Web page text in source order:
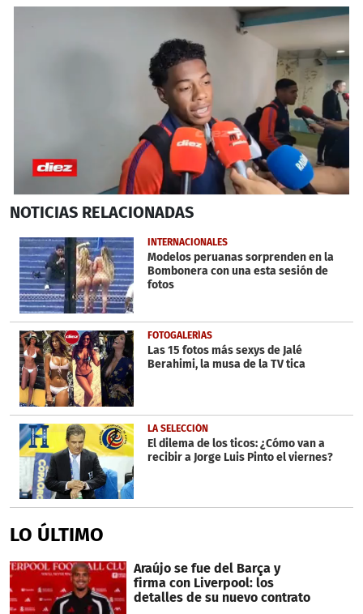
seconds
4
minutes,
20
seconds
NOTICIAS RELACIONADAS
INTERNACIONALES
Modelos peruanas sorprenden en la
Bombonera con una esta sesión de
fotos
FOTOGALERÍAS
Las 15 fotos más sexys de Jalé
Berahimi, la musa de la TV tica
LA SELECCIÓN
El dilema de los ticos: ¿Cómo van a
recibir a Jorge Luis Pinto el viernes?
LO ÚLTIMO
Araújo se fue del Barça y
firma con Liverpool: los
detalles de su nuevo contrato